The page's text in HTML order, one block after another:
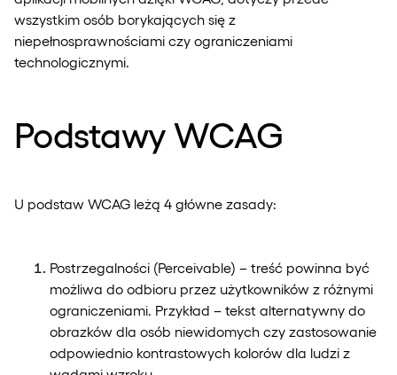
wszystkim osób borykających się z
niepełnosprawnościami czy ograniczeniami
technologicznymi.
Podstawy WCAG
U podstaw WCAG leżą 4 główne zasady:
Postrzegalności (Perceivable) – treść powinna być
możliwa do odbioru przez użytkowników z różnymi
ograniczeniami. Przykład – tekst alternatywny do
obrazków dla osób niewidomych czy zastosowanie
odpowiednio kontrastowych kolorów dla ludzi z